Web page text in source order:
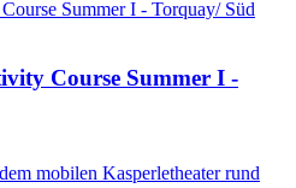
Course Summer I -